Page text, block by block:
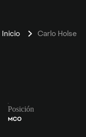
Inicio Carlo Holse
Posición
MCO